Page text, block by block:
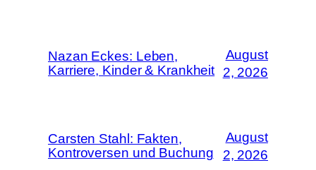
Nazan Eckes: Leben,
Karriere, Kinder & Krankheit
August
2, 2026
Carsten Stahl: Fakten,
Kontroversen und Buchung
August
2, 2026